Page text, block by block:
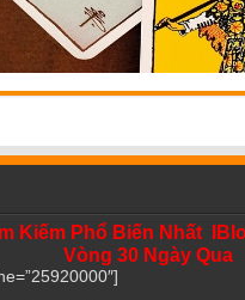
Kiếm Phổ Biến Nhất
Vòng 30 Ngày Qua